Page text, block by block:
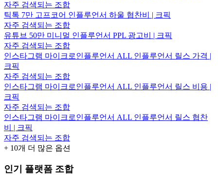
자주 검색되는 조합
틱톡 7만 고프코어 인플루언서 하울 협찬비 | 크픽
자주 검색되는 조합
유튜브 50만 미니멀 인플루언서 PPL 광고비 | 크픽
자주 검색되는 조합
인스타그램 마이크로인플루언서 ALL 인플루언서 릴스 가격 |
크픽
자주 검색되는 조합
인스타그램 마이크로인플루언서 ALL 인플루언서 릴스 비용 |
크픽
자주 검색되는 조합
인스타그램 마이크로인플루언서 ALL 인플루언서 릴스 협찬
비 | 크픽
자주 검색되는 조합
+ 10개 더 많은 옵션
인기 플랫폼 조합